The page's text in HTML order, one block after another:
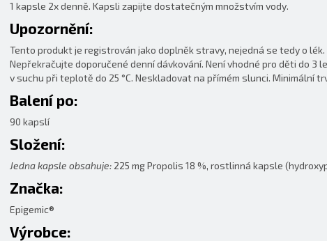
1 kapsle 2x denně. Kapsli zapijte dostatečným množstvím vody.
Upozornění:
Tento produkt je registrován jako doplněk stravy, nejedná se tedy o
Nepřekračujte doporučené denní dávkování. Není vhodné pro děti do 3
v suchu při teplotě do 25 °C. Neskladovat na přímém slunci. Minimální
Balení po:
90 kapslí
Složení:
Jedna kapsle obsahuje:225 mg Propolis 18 %, rostlinná kapsle
Značka:
Epigemic®
Výrobce: